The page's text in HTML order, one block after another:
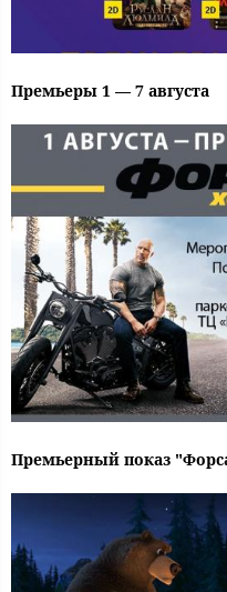
Премьеры 1 — 7 августа
Премьерный показ